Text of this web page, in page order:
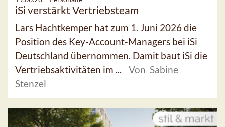
iSi verstärkt Vertriebsteam
Lars Hachtkemper hat zum 1. Juni 2026 die
Position des Key-Account-Managers bei iSi
Deutschland übernommen. Damit baut iSi die
Vertriebsaktivitäten im ...
Von Sabine
Stenzel